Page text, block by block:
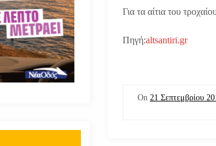
Για τα αίτια του
Πηγή:altsantiri.gr
On 21 Σεπτεμβρίου